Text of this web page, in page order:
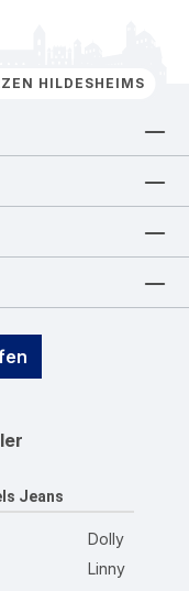
HILDESHEIMS
Jeans
Dolly
Linny